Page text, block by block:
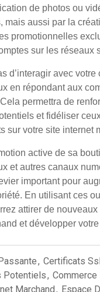
de photos ou
mais aussi par la
promotionnelles
sur les réseaux
d’interagir avec
en répondant aux
permettra de
et fidéliser
sur votre site internet
active de sa
et autres canaux
important pour
En utilisant ces
attirer de
et développer
, Certificats Ssl
Potentiels, Commerce
Marchand, Espace